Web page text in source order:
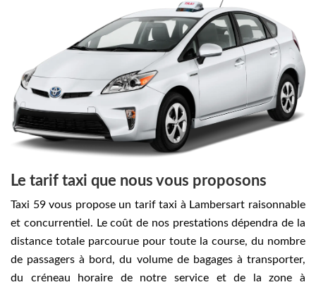
Le tarif taxi que nous vous proposons
Taxi 59 vous propose un tarif taxi à Lambersart raisonnable
et concurrentiel. Le coût de nos prestations dépendra de la
distance totale parcourue pour toute la course, du nombre
de passagers à bord, du volume de bagages à transporter,
du créneau horaire de notre service et de la zone à